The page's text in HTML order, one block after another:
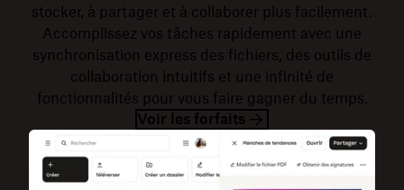
stocker, à partager et à collaborer plus facilement.
Accomplissez vos tâches rapidement avec une
synchronisation express des fichiers, des outils de
collaboration intuitifs et une infinité de
fonctionnalités pour vous faire gagner du temps.
Voir les forfaits